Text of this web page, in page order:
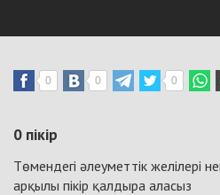
0 0 0
0 пікір
Төмендегі әлеуметтік желілері
арқылы пікір қалдыра аласыз